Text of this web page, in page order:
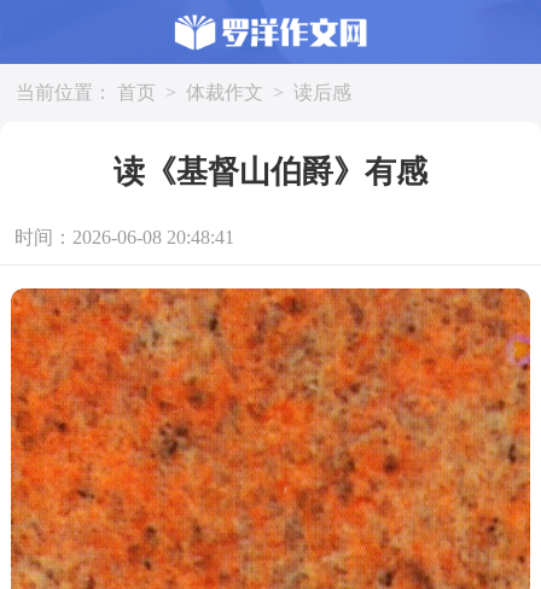
当前位置： 首页 > 体裁作文 > 读后感
读《基督山伯爵》有感
时间：2026-06-08 20:48:41